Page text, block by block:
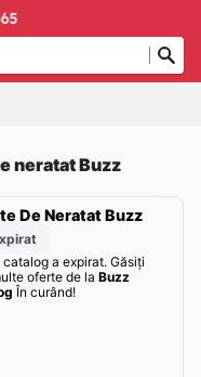
neratat Buzz
De Neratat Buzz
a expirat. Găsiți
oferte de la Buzz
În curând!